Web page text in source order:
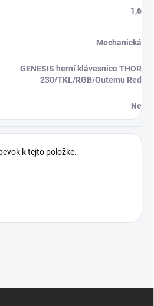
1,6
Mechanická
GENESIS herní klávesnice THOR
230/TKL/RGB/Outemu Red
Ne
k tejto položke.